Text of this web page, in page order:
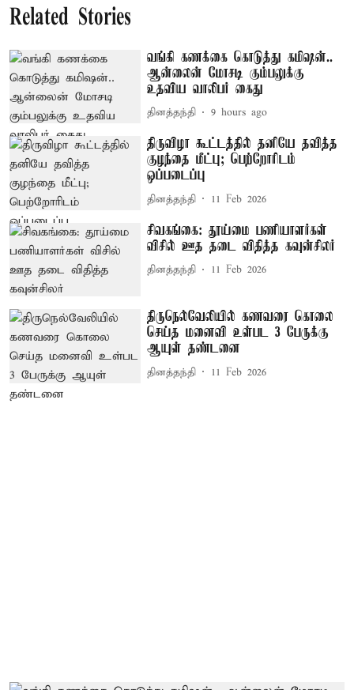
Related Stories
வங்கி கணக்கை கொடுத்து கமிஷன்..
ஆன்லைன் மோசடி கும்பலுக்கு
உதவிய வாலிபர் கைது
தினத்தந்தி 9 hours ago
திருவிழா கூட்டத்தில் தனியே தவித்த
குழந்தை மீட்பு; பெற்றோரிடம்
ஒப்படைப்பு
தினத்தந்தி 11 Feb 2026
சிவகங்கை: தூய்மை பணியாளர்கள்
விசில் ஊத தடை விதித்த கவுன்சிலர்
தினத்தந்தி 11 Feb 2026
திருநெல்வேலியில் கணவரை கொலை
செய்த மனைவி உள்பட 3 பேருக்கு
ஆயுள் தண்டனை
தினத்தந்தி 11 Feb 2026